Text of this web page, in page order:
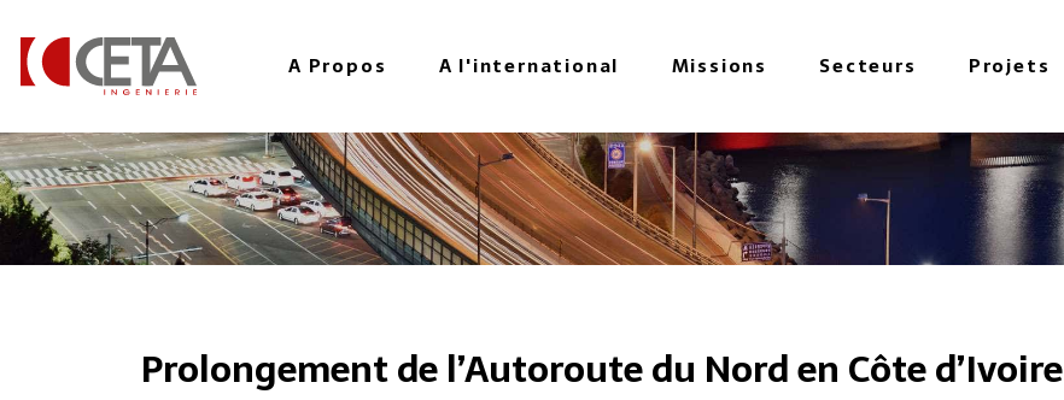
contenu
principal
A Propos A l'international Missions Secteurs Projets
Prolongement de l’Autoroute du Nord en Côte d’Ivoire